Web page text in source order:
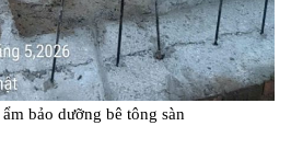
bảo dưỡng bê tông sàn